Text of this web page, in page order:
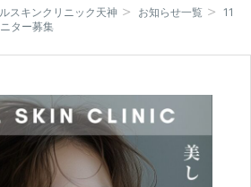
Instagram
Campaign
クリニック紹介
Clinic
オンライン診療
Online
スキンクリニック天神 お知らせ一覧
11
ター募集